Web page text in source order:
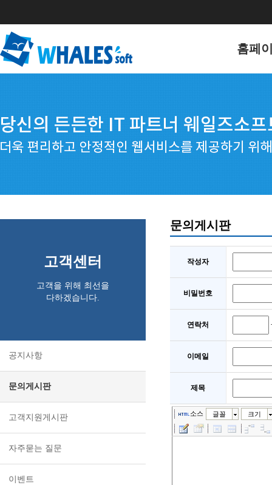
홈페
포트폴
고객센터
고객을 위해 최선을
다하겠습니다.
공지사항
문의게시판
고객지원게시판
자주묻는 질문
이벤트
문의게시판
작성자
비밀번호
연락처
이메일
제목
소스 글꼴 크기